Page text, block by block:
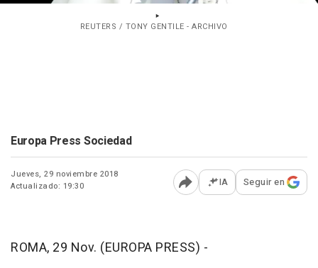
REUTERS / TONY GENTILE - ARCHIVO
Europa Press Sociedad
Jueves, 29 noviembre 2018
Actualizado: 19:30
Abrir opciones para
IA Seguir en
ROMA, 29 Nov. (EUROPA PRESS) -